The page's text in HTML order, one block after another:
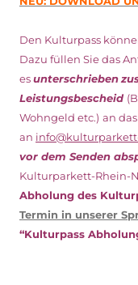
Den Kulturpass
Dazu füllen Sie das
esunterschrieben
Leistungsbescheid
Wohngeld etc.) an
an
vor dem Senden
Kulturparkett-Rhein-
Abholung des
Termin in unserer
“Kulturpass